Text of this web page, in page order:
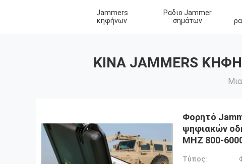
jammer βομβών
συνοδειών
κυψελοειδές
jammer σημάτων
ΚΙΝΑ JAMMERS
Φορητό
ψηφιακών
MHZ 800-
Τύπος: